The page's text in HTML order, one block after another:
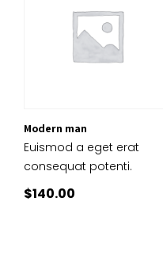
Modern man
Euismod a eget erat
consequat potenti.
$140.00